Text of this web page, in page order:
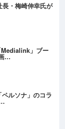
・梅崎伸幸氏が
Medialink」ブー
…
ペルソナ」のコラ